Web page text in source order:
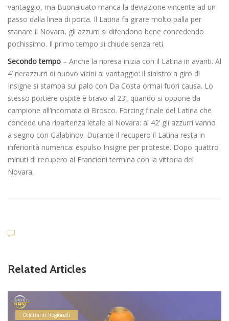
vantaggio, ma Buonaiuato manca la deviazione vincente ad un
passo dalla linea di porta. Il Latina fa girare molto palla per
stanare il Novara, gli azzurri si difendono bene concedendo
pochissimo. Il primo tempo si chiude senza reti.
Secondo tempo – Anche la ripresa inizia con il Latina in avanti. Al
4’ nerazzurri di nuovo vicini al vantaggio: il sinistro a giro di
Insigne si stampa sul palo con Da Costa ormai fuori causa. Lo
stesso portiere ospite è bravo al 23’, quando si oppone da
campione all’incornata di Brosco. Forcing finale del Latina che
concede una ripartenza letale al Novara: al 42’ gli azzurri vanno
a segno con Galabinov. Durante il recupero il Latina resta in
inferiorità numerica: espulso Insigne per proteste. Dopo quattro
minuti di recupero al Francioni termina con la vittoria del
Novara.
Related Articles
Dilettanti Regionali